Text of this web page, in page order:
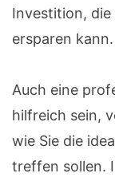
Investition,
ersparen kann.
Auch eine
hilfreich sein,
wie Sie die
treffen sollen.